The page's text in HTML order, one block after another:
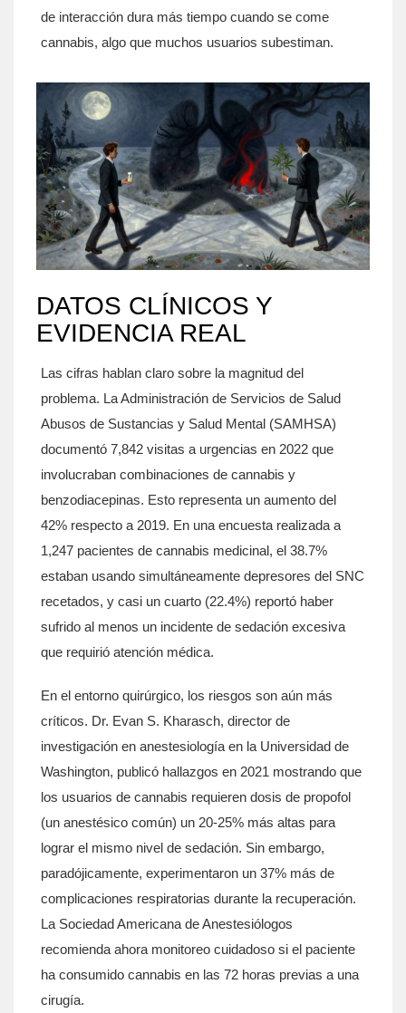
de interacción dura más tiempo cuando se come
cannabis, algo que muchos usuarios subestiman.
DATOS CLÍNICOS Y
EVIDENCIA REAL
Las cifras hablan claro sobre la magnitud del
problema. La Administración de Servicios de Salud
Abusos de Sustancias y Salud Mental (SAMHSA)
documentó 7,842 visitas a urgencias en 2022 que
involucraban combinaciones de cannabis y
benzodiacepinas. Esto representa un aumento del
42% respecto a 2019. En una encuesta realizada a
1,247 pacientes de cannabis medicinal, el 38.7%
estaban usando simultáneamente depresores del SNC
recetados, y casi un cuarto (22.4%) reportó haber
sufrido al menos un incidente de sedación excesiva
que requirió atención médica.
En el entorno quirúrgico, los riesgos son aún más
críticos. Dr. Evan S. Kharasch, director de
investigación en anestesiología en la Universidad de
Washington, publicó hallazgos en 2021 mostrando que
los usuarios de cannabis requieren dosis de propofol
(un anestésico común) un 20-25% más altas para
lograr el mismo nivel de sedación. Sin embargo,
paradójicamente, experimentaron un 37% más de
complicaciones respiratorias durante la recuperación.
La Sociedad Americana de Anestesiólogos
recomienda ahora monitoreo cuidadoso si el paciente
ha consumido cannabis en las 72 horas previas a una
cirugía.